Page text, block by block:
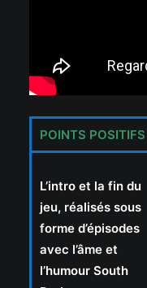
POINTS POSITIFS
L’intro et la fin du
jeu, réalisés sous
forme d’épisodes
avec l’âme et
l’humour South